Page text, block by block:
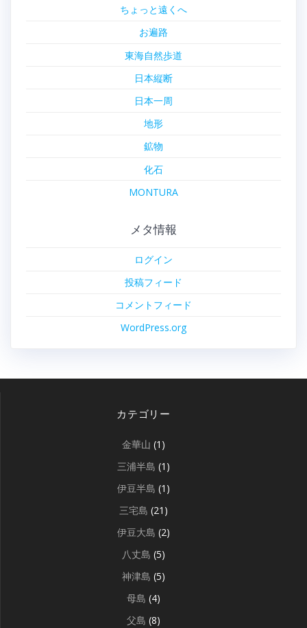
ちょっと遠くへ
お遍路
東海自然歩道
日本縦断
日本一周
地形
鉱物
化石
MONTURA
メタ情報
ログイン
投稿フィード
コメントフィード
WordPress.org
カテゴリー
金華山 (1)
三浦半島 (1)
伊豆半島 (1)
三宅島 (21)
伊豆大島 (2)
八丈島 (5)
神津島 (5)
母島 (4)
父島 (8)